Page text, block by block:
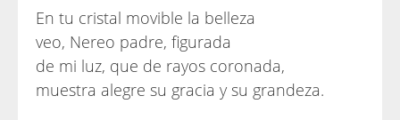
En tu cristal movible la belleza
veo, Nereo padre, figurada
de mi luz, que de rayos coronada,
muestra alegre su gracia y su grandeza.